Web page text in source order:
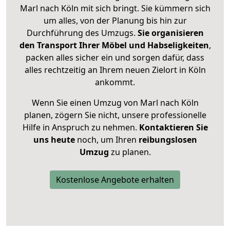
Marl nach Köln mit sich bringt. Sie kümmern sich
um alles, von der Planung bis hin zur
Durchführung des Umzugs. Sie organisieren
den Transport Ihrer Möbel und Habseligkeiten,
packen alles sicher ein und sorgen dafür, dass
alles rechtzeitig an Ihrem neuen Zielort in Köln
ankommt.
Wenn Sie einen Umzug von Marl nach Köln
planen, zögern Sie nicht, unsere professionelle
Hilfe in Anspruch zu nehmen. Kontaktieren Sie
uns heutenoch, um Ihren reibungslosen
Umzug zu planen.
Kostenlose Angebote erhalten